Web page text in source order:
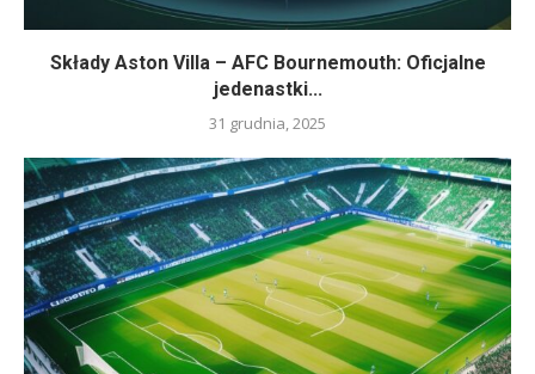
Składy Aston Villa – AFC Bournemouth: Oficjalne
jedenastki...
31 grudnia, 2025